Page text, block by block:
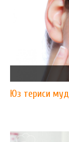
Юз териси